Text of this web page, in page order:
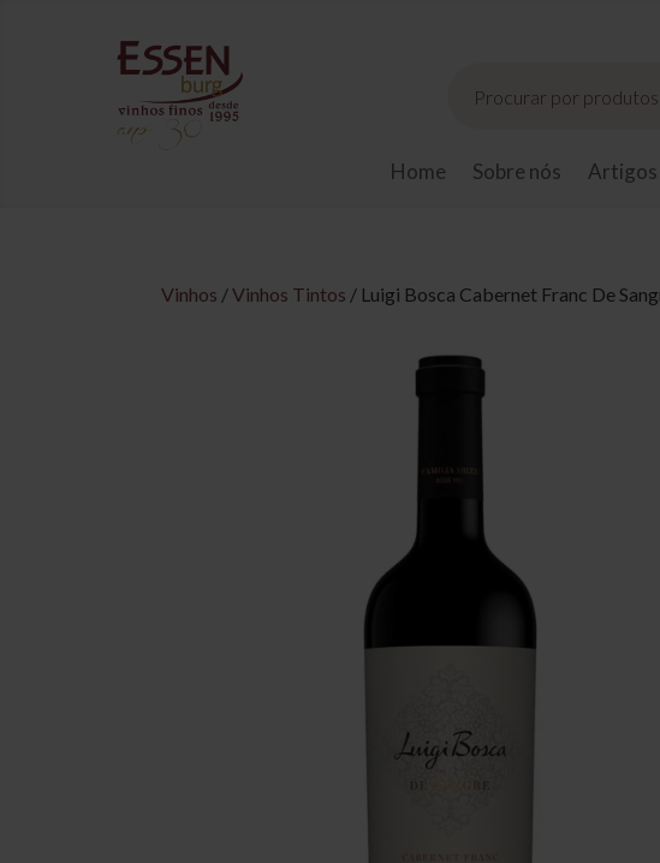
produtos
Home Sobre nós Artigos
Vinhos /Vinhos Tintos / Luigi Bosca Cabernet Franc De